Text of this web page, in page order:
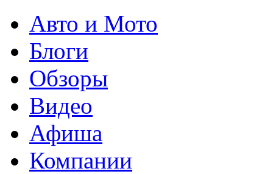
Авто и Мото
Блоги
Обзоры
Видео
Афиша
Компании